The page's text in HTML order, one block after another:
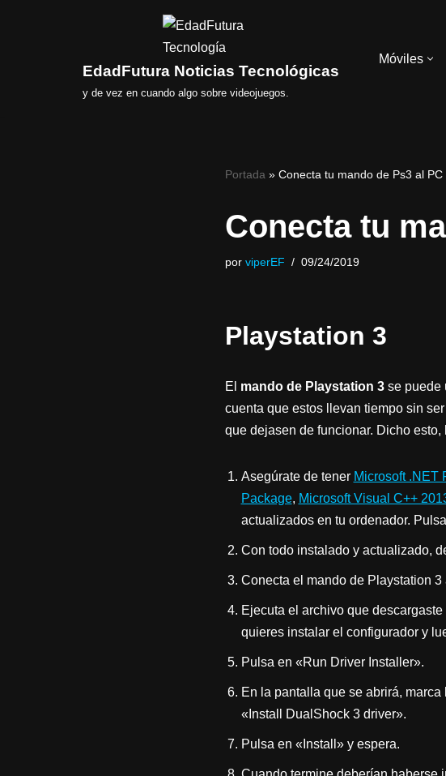
EdadFutura Noticias Tecnológicas
y de vez en cuando algo sobre videojuegos.
Móviles
Portada » Conecta tu mando de Ps3 al PC
Conecta tu
por viperEF 09/24/2019
Playstation 3
El mando de Playstation 3se puede
cuenta que estos llevan tiempo sin
que dejasen de funcionar. Dicho
Asegúrate de tener Microsoft .NET
Package, Microsoft Visual C++
actualizados en tu ordenador.
Con todo instalado y actualizado,
Conecta el mando de Playstation
Ejecuta el archivo que
quieres instalar el configurador y
Pulsa en «Run Driver Installer».
En la pantalla que se abrirá,
«Install DualShock 3 driver».
Pulsa en «Install» y espera.